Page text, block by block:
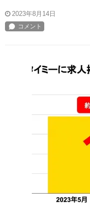
2023年8月14日